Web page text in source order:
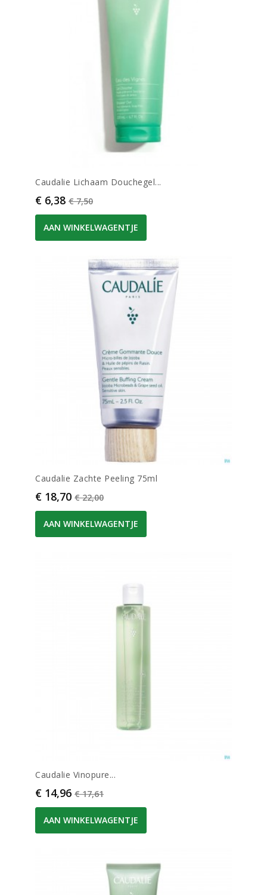
Caudalie Lichaam Douchegel...
Prijs
€ 6,38 Normale prijs
€ 7,50
AAN WINKELWAGENTJE
Caudalie Zachte Peeling 75ml
Prijs
€ 18,70 Normale prijs
€ 22,00
AAN WINKELWAGENTJE
Caudalie Vinopure...
Prijs
€ 14,96 Normale prijs
€ 17,61
AAN WINKELWAGENTJE